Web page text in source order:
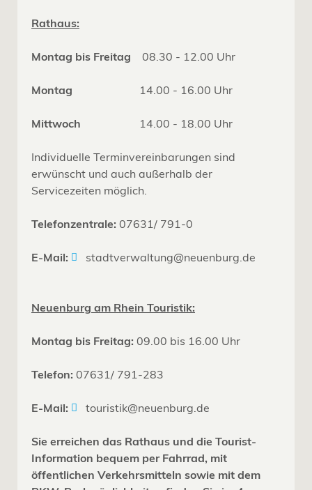
Rathaus:
Montag bis Freitag 08.30 - 12.00 Uhr
Montag 14.00 - 16.00 Uhr
Mittwoch 14.00 - 18.00 Uhr
Individuelle Terminvereinbarungen sind
erwünscht und auch außerhalb der
Servicezeiten möglich.
Telefonzentrale: 07631/ 791-0
E-Mail: stadtverwaltung@neuenburg.de
Neuenburg am Rhein Touristik:
Montag bis Freitag: 09.00 bis 16.00 Uhr
Telefon: 07631/ 791-283
E-Mail: touristik@neuenburg.de
Sie erreichen das Rathaus und die Tourist-
Information bequem per Fahrrad, mit
öffentlichen Verkehrsmitteln sowie mit dem